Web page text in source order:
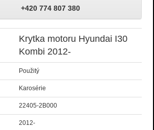
+420 774 807 380
Krytka motoru Hyundai I30
Kombi 2012-
Použitý
Karosérie
22405-2B000
2012-